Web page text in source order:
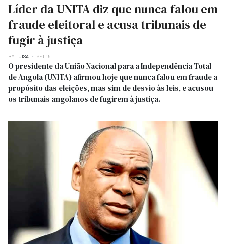
Líder da UNITA diz que nunca falou em
fraude eleitoral e acusa tribunais de
fugir à justiça
BY LUISA SET 16
O presidente da União Nacional para a Independência Total
de Angola (UNITA) afirmou hoje que nunca falou em fraude a
propósito das eleições, mas sim de desvio às leis, e acusou
os tribunais angolanos de fugirem à justiça.